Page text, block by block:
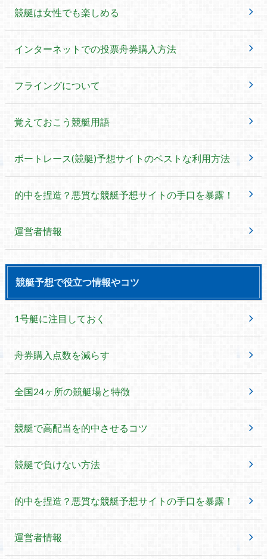
競艇は女性でも楽しめる
インターネットでの投票舟券購入方法
フライングについて
覚えておこう競艇用語
ボートレース(競艇)予想サイトのベストな利用方法
的中を捏造？悪質な競艇予想サイトの手口を暴露！
運営者情報
競艇予想で役立つ情報やコツ
1号艇に注目しておく
舟券購入点数を減らす
全国24ヶ所の競艇場と特徴
競艇で高配当を的中させるコツ
競艇で負けない方法
的中を捏造？悪質な競艇予想サイトの手口を暴露！
運営者情報